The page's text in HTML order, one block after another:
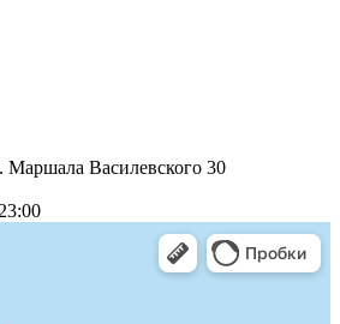
Маршала Василевского 30